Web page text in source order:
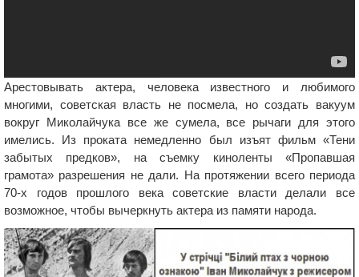
Арестовывать актера, человека известного и любимого
многими, советская власть не посмела, но создать вакуум
вокруг Миколайчука все же сумела, все рычаги для этого
имелись. Из проката немедленно был изъят фильм «Тени
забытых предков», на съемку киноленты «Пропавшая
грамота» разрешения не дали. На протяжении всего периода
70-х годов прошлого века советские власти делали все
возможное, чтобы вычеркнуть актера из памяти народа.